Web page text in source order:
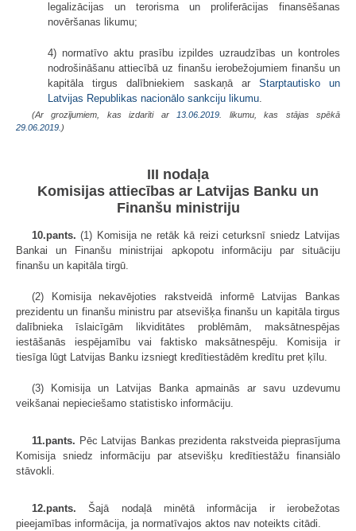
legalizācijas un terorisma un proliferācijas finansēšanas
novēršanas likumu;
4) normatīvo aktu prasību izpildes uzraudzības un kontroles
nodrošināšanu attiecībā uz finanšu ierobežojumiem finanšu un
kapitāla tirgus dalībniekiem saskaņā ar Starptautisko un
Latvijas Republikas nacionālo sankciju likumu.
(Ar grozījumiem, kas izdarīti ar13.06.2019. likumu, kas stājas spēkā
29.06.2019.)
III nodaļa
Komisijas attiecības ar Latvijas Banku un
Finanšu ministriju
10.pants. (1) Komisija ne retāk kā reizi ceturksnī sniedz Latvijas
Bankai un Finanšu ministrijai apkopotu informāciju par situāciju
finanšu un kapitāla tirgū.
(2) Komisija nekavējoties rakstveidā informē Latvijas Bankas
prezidentu un finanšu ministru par atsevišķa finanšu un kapitāla tirgus
dalībnieka īslaicīgām likviditātes problēmām, maksātnespējas
iestāšanās iespējamību vai faktisko maksātnespēju. Komisija ir
tiesīga lūgt Latvijas Banku izsniegt kredītiestādēm kredītu pret ķīlu.
(3) Komisija un Latvijas Banka apmainās ar savu uzdevumu
veikšanai nepieciešamo statistisko informāciju.
11.pants. Pēc Latvijas Bankas prezidenta rakstveida pieprasījuma
Komisija sniedz informāciju par atsevišķu kredītiestāžu finansiālo
stāvokli.
12.pants. Šajā nodaļā minētā informācija ir ierobežotas
pieejamības informācija, ja normatīvajos aktos nav noteikts citādi.